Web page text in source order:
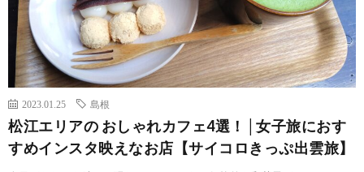
2023.01.25 島根
松江エリアの おしゃれカフェ4選！│女子旅におす
すめインスタ映えなお店【サイコロきっぷ出雲旅】